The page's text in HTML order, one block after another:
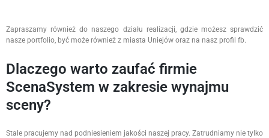
Zapraszamy również do naszego działu realizacji, gdzie możesz sprawdzić
nasze portfolio, być może również z miasta Uniejów oraz na nasz profil fb.
Dlaczego warto zaufać firmie
ScenaSystem w zakresie wynajmu
sceny?
Stale pracujemy nad podniesieniem jakości naszej pracy. Zatrudniamy nie tylko